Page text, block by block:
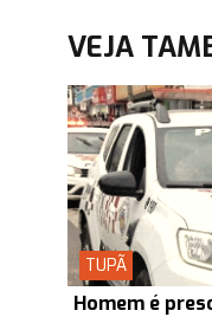
VEJA
TUPÃ
Homem é